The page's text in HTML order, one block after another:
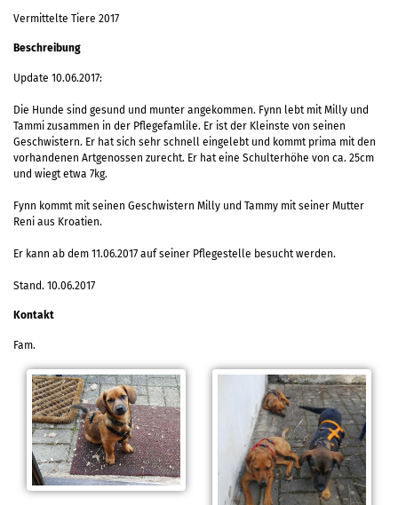
Vermittelte Tiere 2017
Beschreibung
Update 10.06.2017:
Die Hunde sind gesund und munter angekommen. Fynn lebt mit Milly und
Tammi zusammen in der Pflegefamlile. Er ist der Kleinste von seinen
Geschwistern. Er hat sich sehr schnell eingelebt und kommt prima mit den
vorhandenen Artgenossen zurecht. Er hat eine Schulterhöhe von ca. 25cm
und wiegt etwa 7kg.
Fynn kommt mit seinen Geschwistern Milly und Tammy mit seiner Mutter
Reni aus Kroatien.
Er kann ab dem 11.06.2017 auf seiner Pflegestelle besucht werden.
Stand. 10.06.2017
Kontakt
Fam.